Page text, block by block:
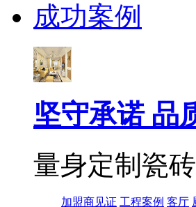
成功案例
坚守承诺 品
量身定制瓷
加盟商见证 工程案例 客厅